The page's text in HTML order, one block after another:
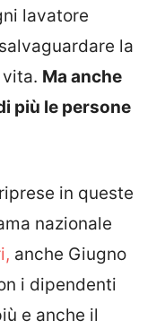
lavatore
la
Ma anche
più le persone
in queste
nazionale
anche Giugno
i dipendenti
e anche il